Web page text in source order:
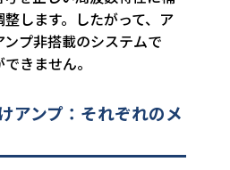
します。したがって、ア
プ非搭載のシステムで
きません。
アンプ：それぞれのメ